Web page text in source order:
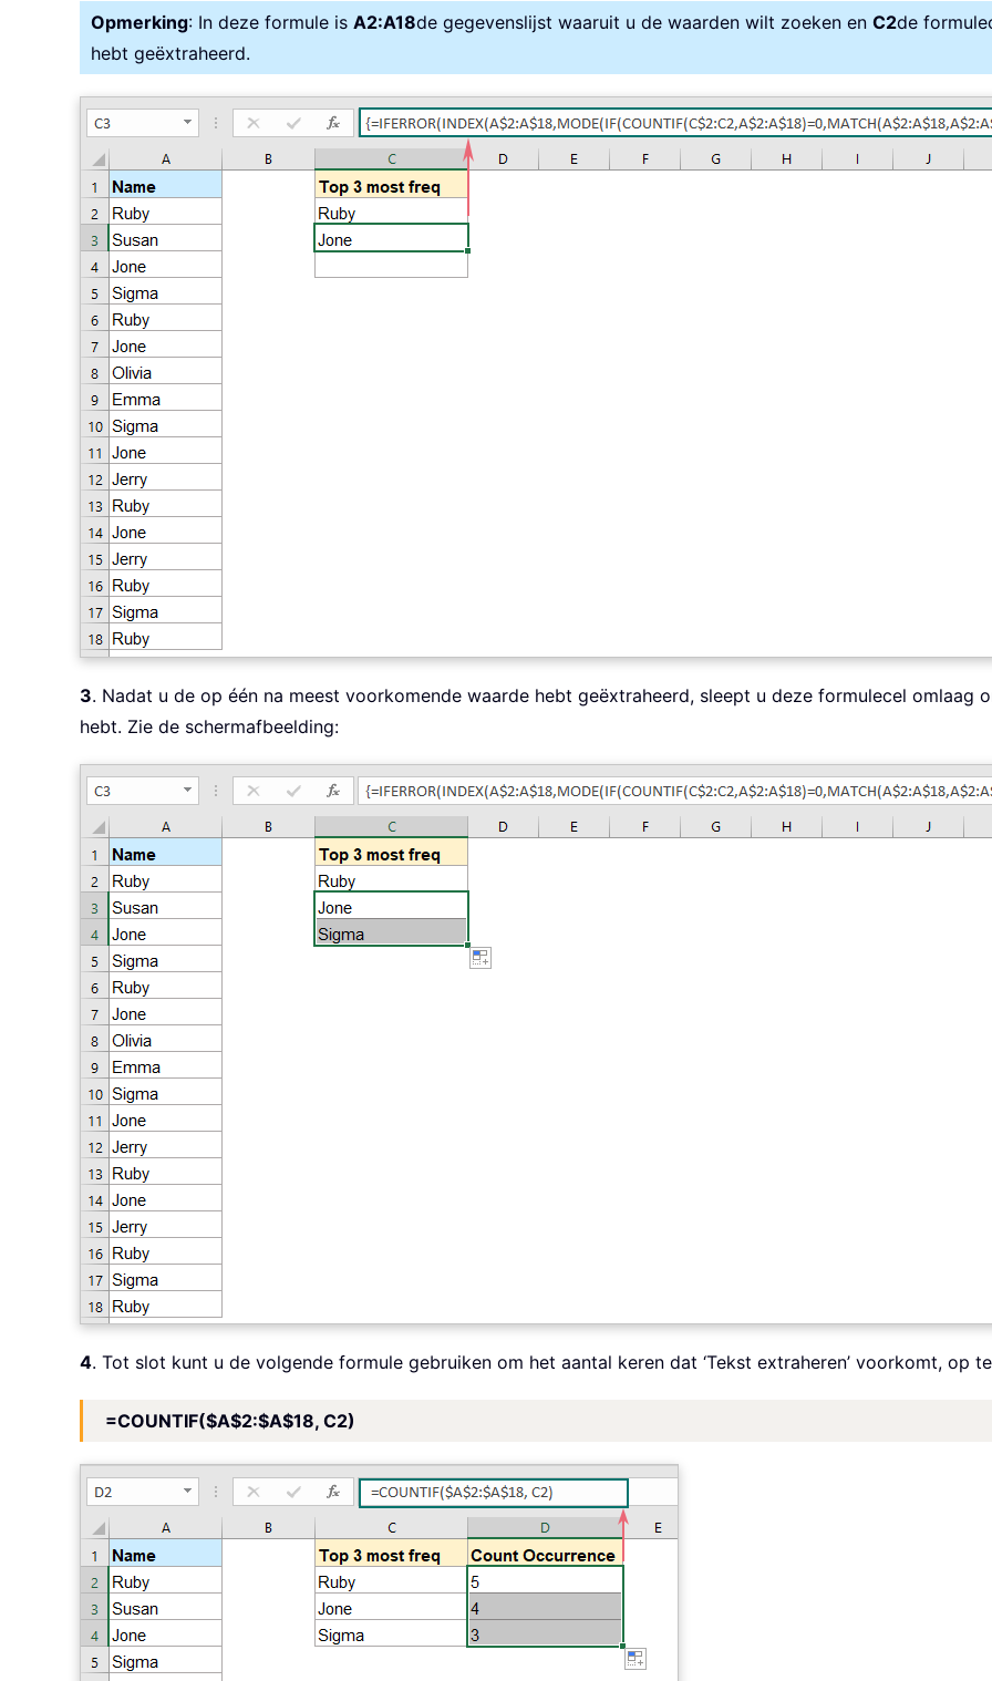
Opmerking: In deze formule is A2:A18de gegevenslijst waaruit u de waarden wilt zoeken en C2de
hebt geëxtraheerd.
3. Nadat u de op één na meest voorkomende waarde hebt geëxtraheerd, sleept u deze formulecel omlaag
hebt. Zie de schermafbeelding:
4. Tot slot kunt u de volgende formule gebruiken om het aantal keren dat ‘Tekst extraheren’ voorkomt, op
=COUNTIF($A$2:$A$18, C2)